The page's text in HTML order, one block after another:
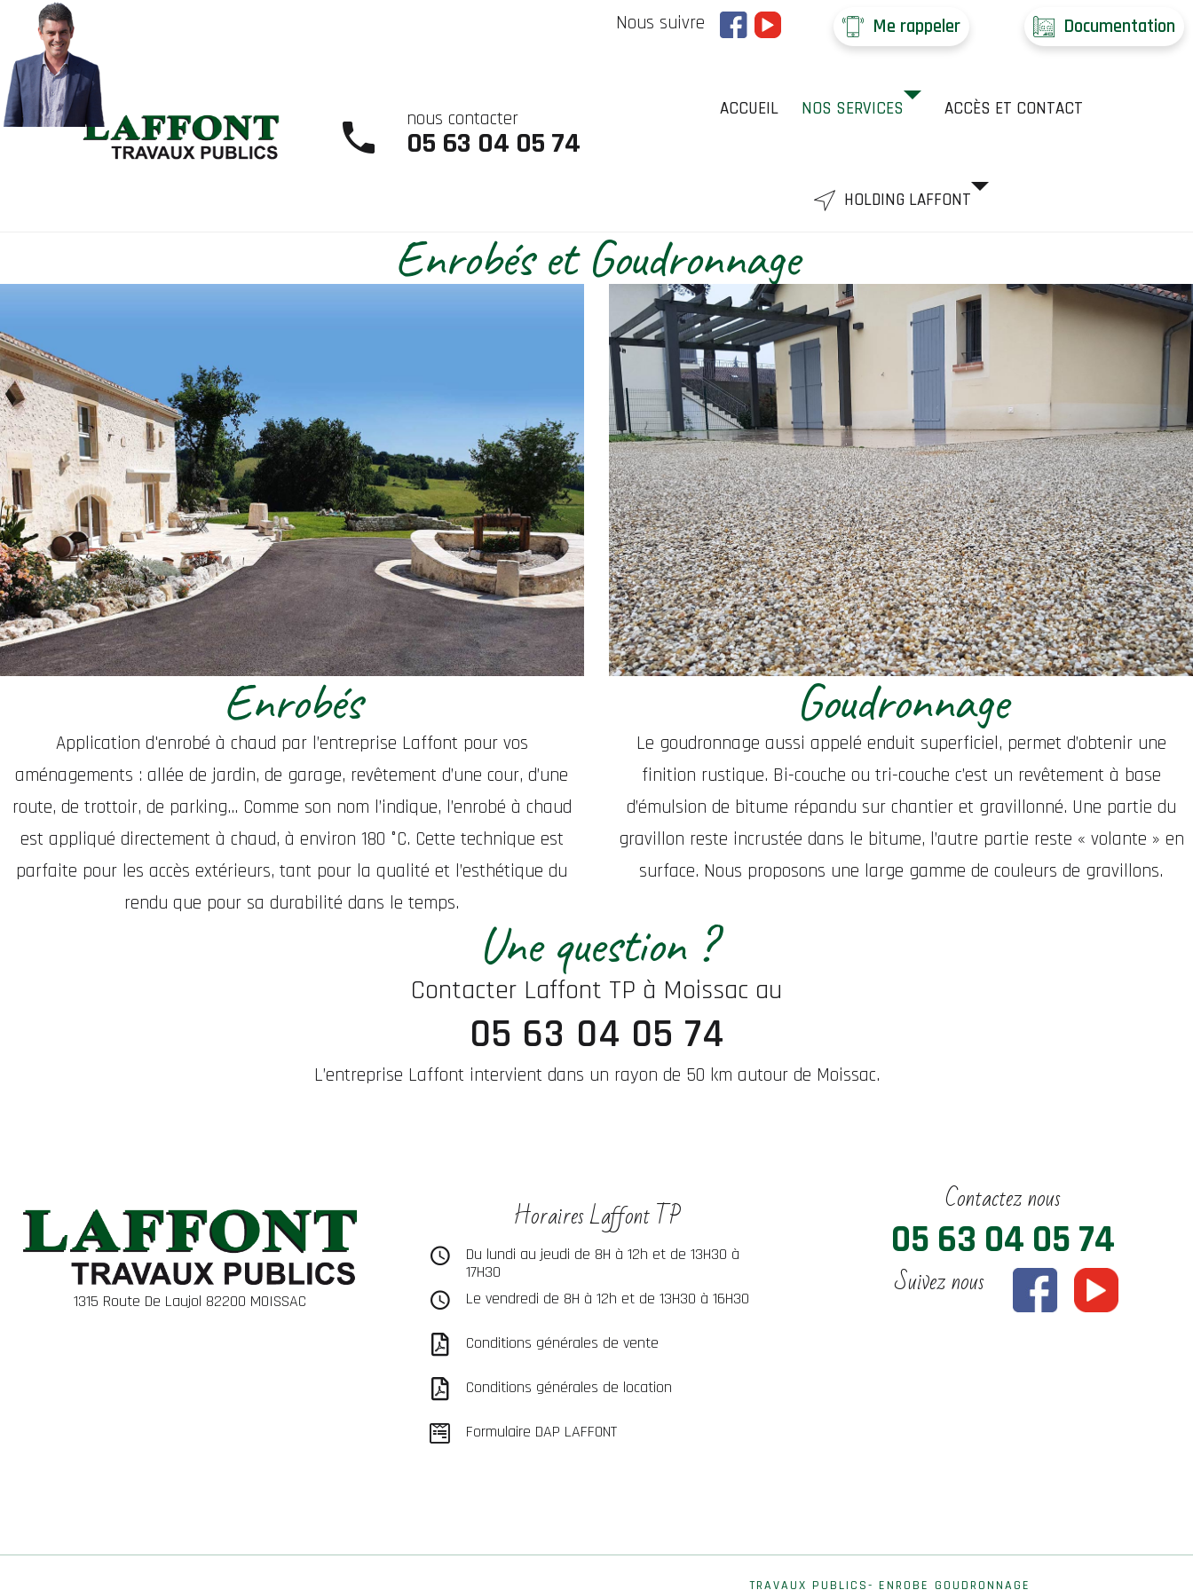
Nous suivre Me rappeler Documentation
nous contacter
05 63 04 05 74
ACCUEIL NOS SERVICES ACCÈS ET CONTACT
HOLDING LAFFONT
Enrobés et Goudronnage
Enrobés
Application d'enrobé à chaud par l’entreprise Laffont pour vos
aménagements : allée de jardin, de garage, revêtement d’une cour, d’une
route, de trottoir, de parking... Comme son nom l’indique, l’enrobé à chaud
est appliqué directement à chaud, à environ 180 °C. Cette technique est
parfaite pour les accès extérieurs, tant pour la qualité et l’esthétique du
rendu que pour sa durabilité dans le temps.
Goudronnage
Le goudronnage aussi appelé enduit superficiel, permet d’obtenir une
finition rustique. Bi-couche ou tri-couche c’est un revêtement à base
d’émulsion de bitume répandu sur chantier et gravillonné. Une partie du
gravillon reste incrustée dans le bitume, l’autre partie reste « volante » en
surface. Nous proposons une large gamme de couleurs de gravillons.
Une question ?
Contacter Laffont TP à Moissac au
05 63 04 05 74
L’entreprise Laffont intervient dans un rayon de 50 km autour de Moissac.
1315 Route De Laujol 82200 MOISSAC
Horaires Laffont TP
Du lundi au jeudi de 8H à 12h et de 13H30 à
17H30
Le vendredi de 8H à 12h et de 13H30 à 16H30
Conditions générales de vente
Conditions générales de location
Formulaire DAP LAFFONT
Contactez nous
05 63 04 05 74
Suivez nous
TRAVAUX PUBLICS- ENROBE GOUDRONNAGE